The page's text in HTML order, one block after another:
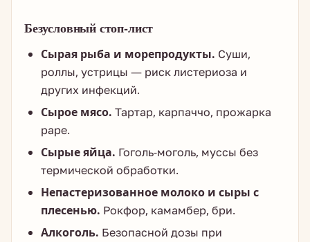
Безусловный стоп-лист
Сырая рыба и морепродукты. Суши,
роллы, устрицы — риск листериоза и
других инфекций.
Сырое мясо. Тартар, карпаччо, прожарка
раре.
Сырые яйца. Гоголь-моголь, муссы без
термической обработки.
Непастеризованное молоко и сыры с
плесенью. Рокфор, камамбер, бри.
Алкоголь. Безопасной дозы при